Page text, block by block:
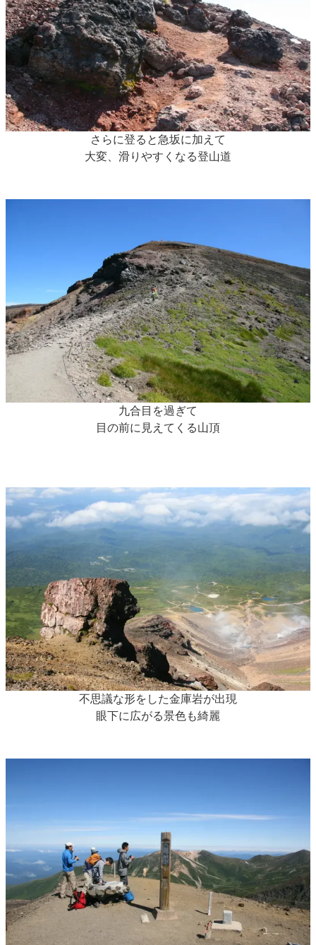
さらに登ると急坂に加えて
大変、滑りやすくなる登山道
九合目を過ぎて
目の前に見えてくる山頂
不思議な形をした金庫岩が出現
眼下に広がる景色も綺麗